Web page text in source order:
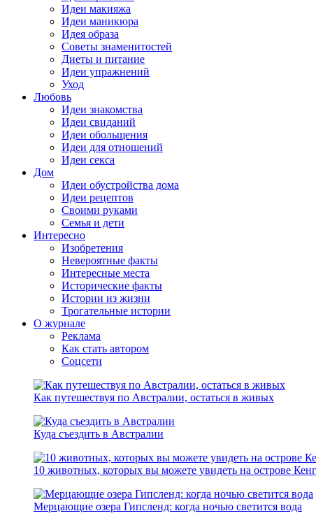
Идеи макияжа
Идеи маникюра
Идея образа
Советы знаменитостей
Диеты и питание
Идеи упражнений
Уход
Любовь
Идеи знакомства
Идеи свиданий
Идеи обольщения
Идеи для отношений
Идеи секса
Дом
Идеи обустройства дома
Идеи рецептов
Своими руками
Семья и дети
Интересно
Изобретения
Невероятные факты
Интересные места
Исторические факты
Истории из жизни
Трогательные истории
О журнале
Реклама
Как стать автором
Соцсети
Как путешествуя по Австралии, остаться в живых
Куда съездить в Австралии
10 животных, которых вы можете увидеть на острове
Мерцающие озера Гипсленд: когда ночью светится вода